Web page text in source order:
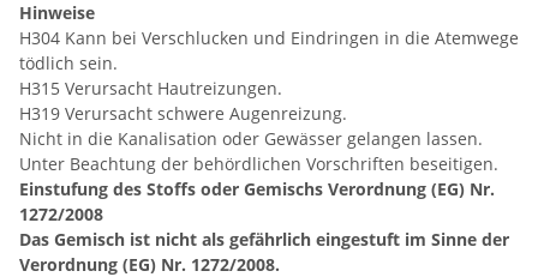
Hinweise
H304 Kann bei Verschlucken und Eindringen in die Atemwege
tödlich sein.
H315 Verursacht Hautreizungen.
H319 Verursacht schwere Augenreizung.
Nicht in die Kanalisation oder Gewässer gelangen lassen.
Unter Beachtung der behördlichen Vorschriften beseitigen.
Einstufung des Stoffs oder Gemischs Verordnung (EG) Nr.
1272/2008
Das Gemisch ist nicht als gefährlich eingestuft im Sinne der
Verordnung (EG) Nr. 1272/2008.